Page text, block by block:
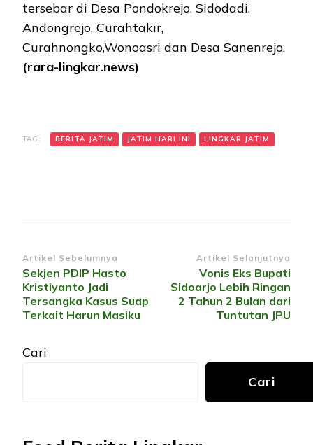
tersebar di Desa Pondokrejo, Sidodadi,
Andongrejo, Curahtakir,
Curahnongko,Wonoasri dan Desa Sanenrejo.
(rara-lingkar.news)
TAG: BERITA JATIM JATIM HARI INI LINGKAR JATIM
Navigasi
Artikel
Artikel Sebelumnya
Sekjen PDIP Hasto
Kristiyanto Jadi
Tersangka Kasus Suap
Terkait Harun Masiku
Artikel Selanjutnya
Vonis Eks Bupati
Sidoarjo Lebih Ringan
2 Tahun 2 Bulan dari
Tuntutan JPU
Cari
Cari